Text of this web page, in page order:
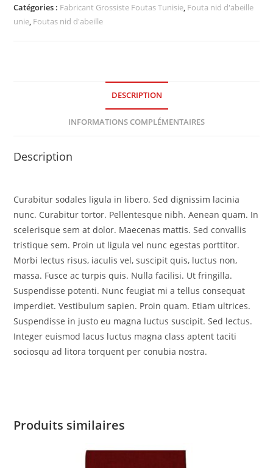
Catégories : Fabricant Grossiste Foutas Tunisie, Fouta nid d'abeille
unie, Foutas nid d'abeille
DESCRIPTION
INFORMATIONS COMPLÉMENTAIRES
Description
Curabitur sodales ligula in libero. Sed dignissim lacinia
nunc. Curabitur tortor. Pellentesque nibh. Aenean quam. In
scelerisque sem at dolor. Maecenas mattis. Sed convallis
tristique sem. Proin ut ligula vel nunc egestas porttitor.
Morbi lectus risus, iaculis vel, suscipit quis, luctus non,
massa. Fusce ac turpis quis. Nulla facilisi. Ut fringilla.
Suspendisse potenti. Nunc feugiat mi a tellus consequat
imperdiet. Vestibulum sapien. Proin quam. Etiam ultrices.
Suspendisse in justo eu magna luctus suscipit. Sed lectus.
Integer euismod lacus luctus magna class aptent taciti
sociosqu ad litora torquent per conubia nostra.
Produits similaires